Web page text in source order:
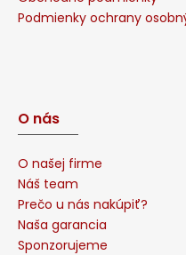
Podmienky ochrany
O nás
O našej firme
Náš team
Prečo u nás nakúpiť?
Naša garancia
Sponzorujeme